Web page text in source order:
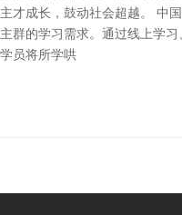
才成长，鼓动社会超越。 中
群的学习需求。通过线上学
员将所学哄